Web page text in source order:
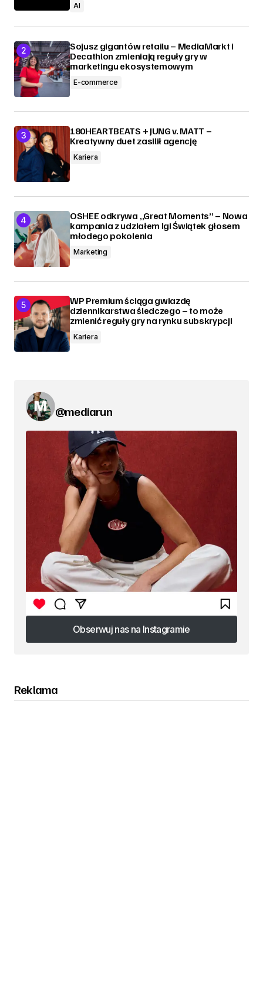
AI
Sojusz gigantów retailu – MediaMarkt i
Decathlon zmieniają reguły gry w
marketingu ekosystemowym
E-commerce
180HEARTBEATS + JUNG v. MATT –
Kreatywny duet zasilił agencję
Kariera
OSHEE odkrywa „Great Moments” – Nowa
kampania z udziałem Igi Świątek głosem
młodego pokolenia
Marketing
WP Premium ściąga gwiazdę
dziennikarstwa śledczego – to może
zmienić reguły gry na rynku subskrypcji
Kariera
@mediarun
Obserwuj nas na Instagramie
Obserwuj nas na Instagramie
Reklama